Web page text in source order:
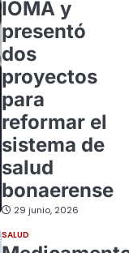
IOMA y
presentó
dos
proyectos
para
reformar el
sistema de
salud
bonaerense
29 junio, 2026
SALUD